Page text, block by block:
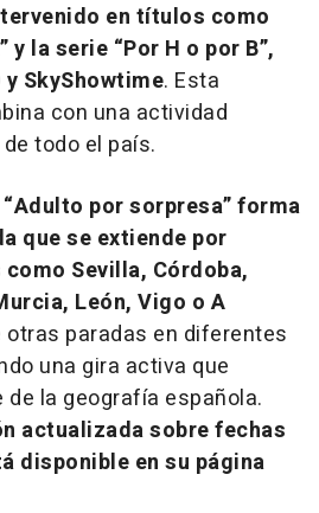
en títulos como
y la serie “Por H o por B”,
SkyShowtime. Esta
con una actividad
todo el país.
“Adulto por sorpresa” forma
que se extiende por
Sevilla, Córdoba,
León, Vigo o A
otras paradas en diferentes
una gira activa que
la geografía española.
actualizada sobre fechas
disponible en su página